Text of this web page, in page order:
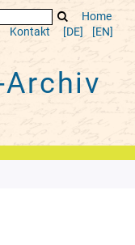
Home
Kontakt [DE] [EN]
Archiv